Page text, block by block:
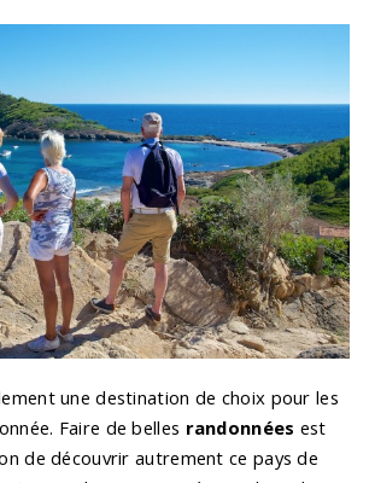
une destination de choix pour les
Faire de belles randonnées est
de découvrir autrement ce pays de